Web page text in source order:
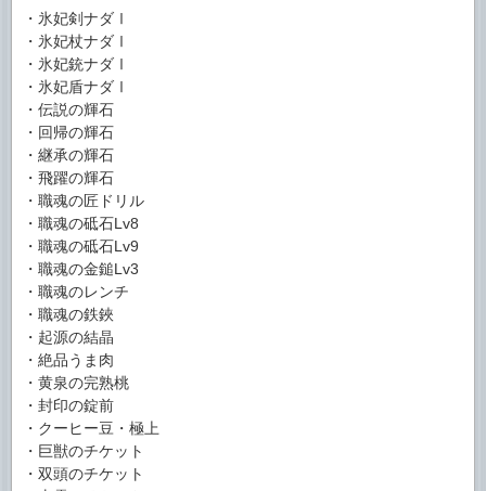
・氷妃剣ナダⅠ
・氷妃杖ナダⅠ
・氷妃銃ナダⅠ
・氷妃盾ナダⅠ
・伝説の輝石
・回帰の輝石
・継承の輝石
・飛躍の輝石
・職魂の匠ドリル
・職魂の砥石Lv8
・職魂の砥石Lv9
・職魂の金鎚Lv3
・職魂のレンチ
・職魂の鉄鋏
・起源の結晶
・絶品うま肉
・黄泉の完熟桃
・封印の錠前
・クーヒー豆・極上
・巨獣のチケット
・双頭のチケット